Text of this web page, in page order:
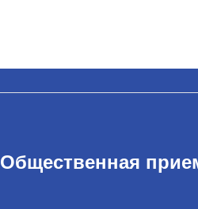
Общественная